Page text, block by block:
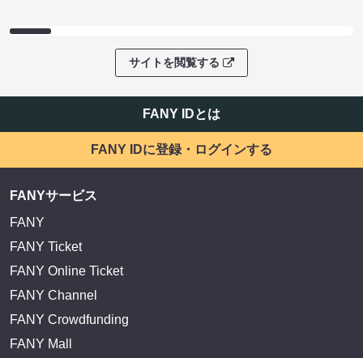
サイトを閲覧する
FANY IDとは
FANY IDに登録・ログインする
FANYサービス
FANY
FANY Ticket
FANY Online Ticket
FANY Channel
FANY Crowdfunding
FANY Mall